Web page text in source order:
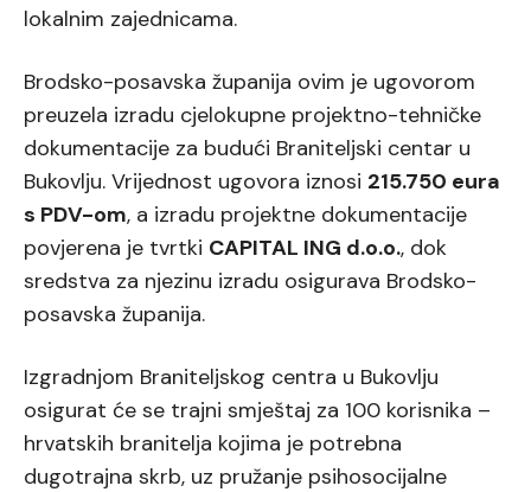
lokalnim zajednicama.
Brodsko-posavska županija ovim je ugovorom
preuzela izradu cjelokupne projektno-tehničke
dokumentacije za budući Braniteljski centar u
Bukovlju. Vrijednost ugovora iznosi 215.750 eura
s PDV-om, a izradu projektne dokumentacije
povjerena je tvrtki CAPITAL ING d.o.o., dok
sredstva za njezinu izradu osigurava Brodsko-
posavska županija.
Izgradnjom Braniteljskog centra u Bukovlju
osigurat će se trajni smještaj za 100 korisnika –
hrvatskih branitelja kojima je potrebna
dugotrajna skrb, uz pružanje psihosocijalne